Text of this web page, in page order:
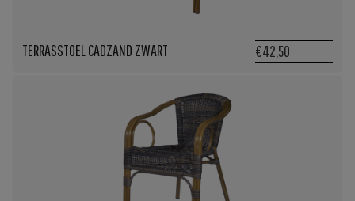
TERRASSTOEL CADZAND ZWART €42,50